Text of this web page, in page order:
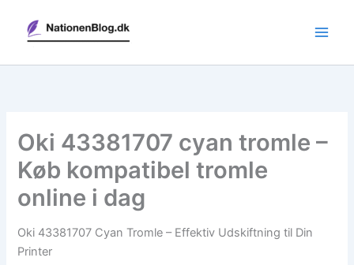
indholdet
Oki 43381707 cyan tromle –
Køb kompatibel tromle
online i dag
Oki 43381707 Cyan Tromle – Effektiv Udskiftning til Din
Printer